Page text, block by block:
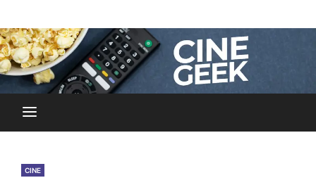
to
contentCine Geek
CINE